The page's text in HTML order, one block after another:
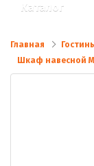
Каталог
Главная
Шкаф навесной